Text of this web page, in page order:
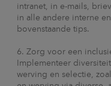
intranet, in e-mails,
in alle andere interne
bovenstaande tips.
Zorg voor een
Implementeer
werving en selectie,